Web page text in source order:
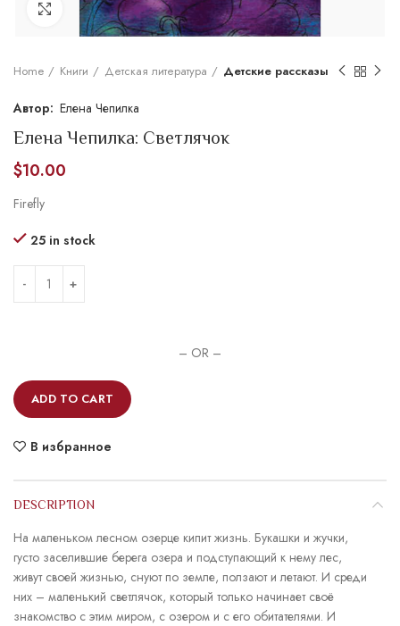
Увеличить
Home Книги Детская литература Детские рассказы
Елена Чепилка
Елена Чепилка: Светлячок
$10.00
Firefly
25 in stock
– OR –
ADD TO CART
В избранное
DESCRIPTION
На маленьком лесном озерце кипит жизнь. Букашки и жучки,
густо заселившие берега озера и подступающий к нему лес,
живут своей жизнью, снуют по земле, ползают и летают. И среди
них – маленький светлячок, который только начинает своё
знакомство с этим миром, с озером и с его обитателями. И